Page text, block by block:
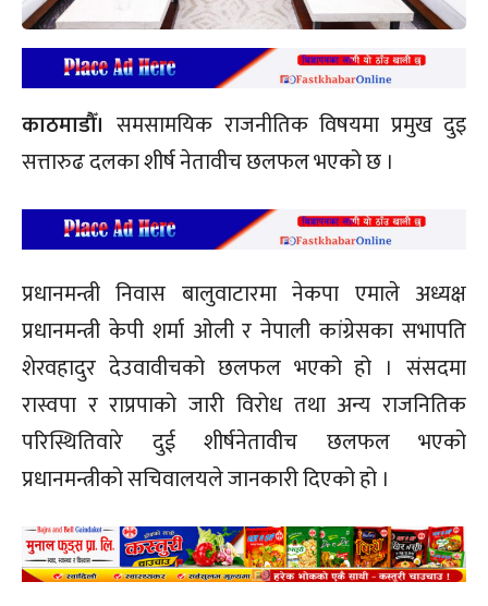
काठमाडौँ।समसामयिक राजनीतिक विषयमा प्रमुख दुइ
सत्तारुढ दलका शीर्ष नेतावीच छलफल भएको छ ।
प्रधानमन्त्री निवास बालुवाटारमा नेकपा एमाले अध्यक्ष
प्रधानमन्त्री केपी शर्मा ओली र नेपाली कांग्रेसका सभापति
शेरवहादुर देउवावीचको छलफल भएको हो । संसदमा
रास्वपा र राप्रपाको जारी विरोध तथा अन्य राजनितिक
परिस्थितिवारे दुई शीर्षनेतावीच छलफल भएको
प्रधानमन्त्रीको सचिवालयले जानकारी दिएको हो ।